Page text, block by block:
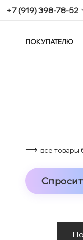
+7 (919) 398-78-52
+7 (919) 398-78-52
ПОКУПАТЕЛЮ
⟶ все товары